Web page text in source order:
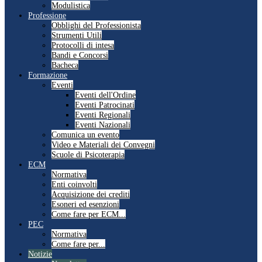
Modulistica
Professione
Obblighi del Professionista
Strumenti Utili
Protocolli di intesa
Bandi e Concorsi
Bacheca
Formazione
Eventi
Eventi dell'Ordine
Eventi Patrocinati
Eventi Regionali
Eventi Nazionali
Comunica un evento
Video e Materiali dei Convegni
Scuole di Psicoterapia
ECM
Normativa
Enti coinvolti
Acquisizione dei crediti
Esoneri ed esenzioni
Come fare per ECM...
PEC
Normativa
Come fare per...
Notizie